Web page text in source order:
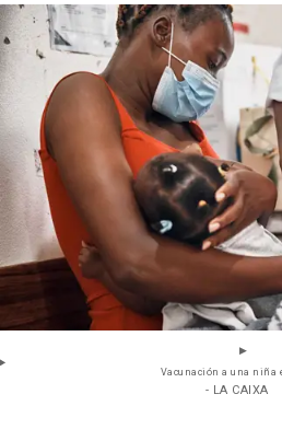
Vacunación a una niña
- LA CAIXA